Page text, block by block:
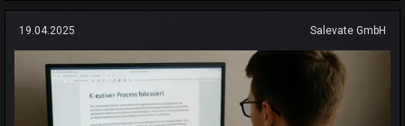
19.04.2025 Salevate GmbH